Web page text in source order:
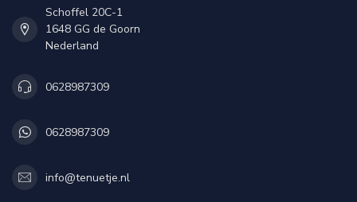
Schoffel 20C-1
1648 GG de Goorn
Nederland
0628987309
0628987309
info@tenuetje.nl